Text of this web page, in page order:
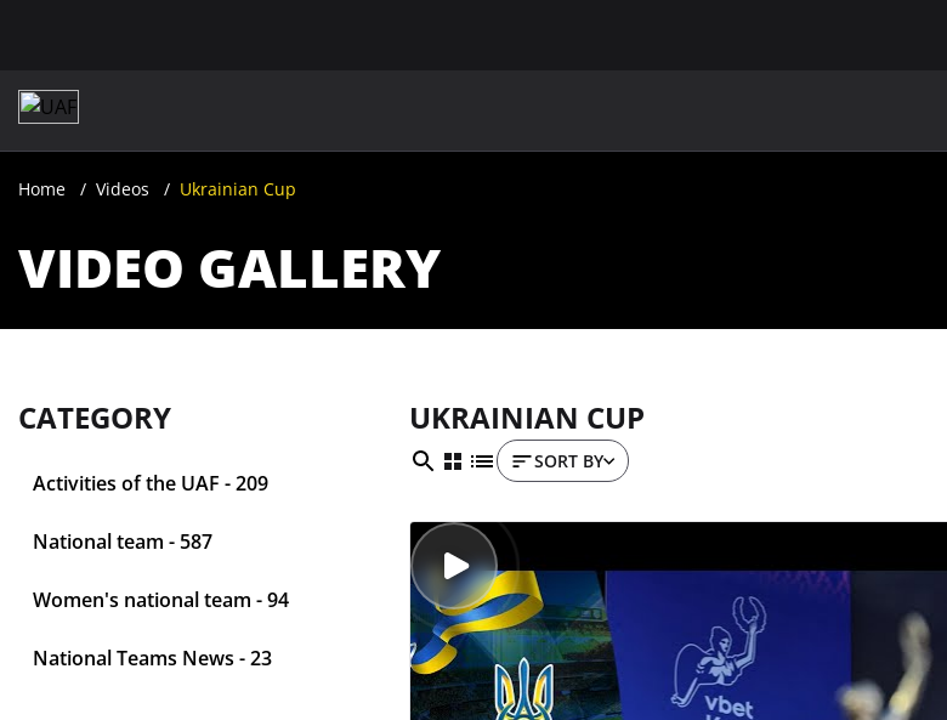
Home Videos Ukrainian Cup
VIDEO GALLERY
CATEGORY
Activities of the UAF - 209
National team - 587
Women's national team - 94
National Teams News - 23
UKRAINIAN CUP
SORT BY